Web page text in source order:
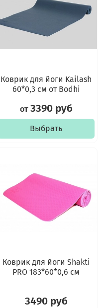
Коврик для йоги Kailash
60*0,3 см от Bodhi
от 3390 руб
Выбрать
Коврик для йоги Shakti
PRO 183*60*0,6 см
3490 руб